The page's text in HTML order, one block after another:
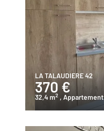
LA TALAUDIERE 42
370 €
32,4 m2 , Appartement